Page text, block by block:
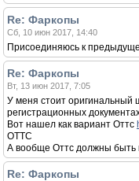
Re: Фаркопы
Сб, 10 июн 2017, 14:40
Присоединяюсь к
Re: Фаркопы
Вт, 13 июн 2017, 7:05
У меня стоит
регистрационных
Вот нашел как вариант Оттс
ОТТС
А вообще Оттс должны быть
Re: Фаркопы